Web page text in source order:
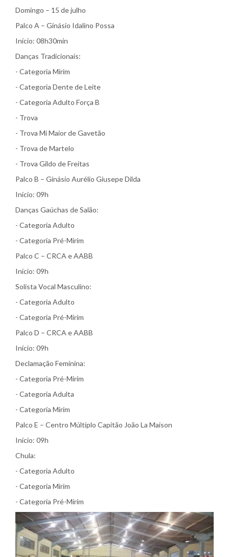
Domingo – 15 de julho
Palco A – Ginásio Idalino Possa
Início: 08h30min
Danças Tradicionais:
- Categoria Mirim
- Categoria Dente de Leite
- Categoria Adulto Força B
- Trova
- Trova Mi Maior de Gavetão
- Trova de Martelo
- Trova Gildo de Freitas
Palco B – Ginásio Aurélio Giusepe Dilda
Início: 09h
Danças Gaúchas de Salão:
- Categoria Adulto
- Categoria Pré-Mirim
Palco C – CRCA e AABB
Início: 09h
Solista Vocal Masculino:
- Categoria Adulto
- Categoria Pré-Mirim
Palco D – CRCA e AABB
Início: 09h
Declamação Feminina:
- Categoria Pré-Mirim
- Categoria Adulta
- Categoria Mirim
Palco E – Centro Múltiplo Capitão João La Maison
Início: 09h
Chula:
- Categoria Adulto
- Categoria Mirim
- Categoria Pré-Mirim